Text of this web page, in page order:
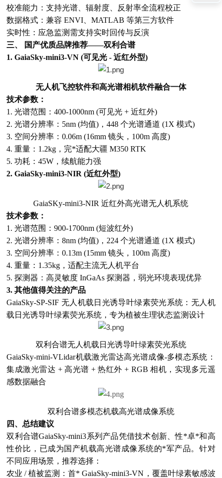
校准能力：支持光谱、辐射度、反射率全流程校正
数据格式：兼容 ENVI、MATLAB 等第三方软件
实时性：应急监测需支持实时回传与反演
三、 国产优质品牌推荐——双利合谱
1. GaiaSky-mini3-VN (可见光 - 近红外型)
无人机飞控软件和高光谱相机软件融合一体
技术参数：
1. 光谱范围：400-1000nm (可见光 + 近红外)
2. 光谱分辨率：5nm (均值)，448 个光谱通道 (1X 模式)
3. 空间分辨率：0.06m (16mm 镜头，100m 高度)
4. 重量：1.2kg，完*适配大疆 M350 RTK
5. 功耗：45W，续航能力强
2. GaiaSky-mini3-NIR (近红外型)
GaiaSKy-mini3-NIR 近红外高光谱无人机系统
技术参数：
1. 光谱范围：900-1700nm (短波红外)
2. 光谱分辨率：8nm (均值)，224 个光谱通道 (1X 模式)
3. 空间分辨率：0.13m (15mm 镜头，100m 高度)
4. 重量：1.35kg，适配主流无人机平台
5. 探测器：高灵敏度 InGaAs 探测器，弱光环境表现优异
3. 其他值得关注的产品
GaiaSky-SP-SIF 无人机载日光诱导叶绿素荧光系统：无人机
载日光诱导叶绿素荧光系统，专为植被生理状态监测设计
双利合谱无人机载日光诱导叶绿素荧光系统
GaiaSky-mini-VLidar机载激光雷达高光谱成像-多模态系统：
集成激光雷达 + 高光谱 + 热红外 + RGB 相机，实现多元遥
感数据融合
双利合谱多模态机载高光谱成像系统
四、总结建议
双利合谱GaiaSky-mini3系列产品凭借技术创新、性*卓*和高
性价比，已成为国产机载高光谱成像系统的*军产品。针对
不同应用场景，推荐选择：
农业 / 植被监测：首* GaiaSky-mini3-VN，覆盖叶绿素敏感波